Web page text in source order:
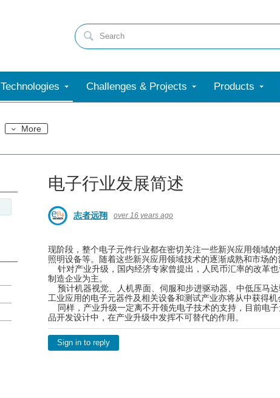
Technologies Challenges & Projects Products
More
电子行业发展简述
志者远翔 over 16 years ago
现阶段，整个电子元件行业都在密切关注一些新兴应用领域
照明设备等。随着这些新兴应用领域技术的逐渐成熟和市场
针对产业升级，国内经济专家曾提出，人民币汇率的改革
制造企业为主。
预计机器视觉、人机界面、伺服和步进驱动器、中低压马
工业应用的电子元器件及相关设备和测试产业亦将从中获得机
同样，产业升级一定离不开领先电子技术的支持，目前电
品开发设计中，在产业升级中发挥不可替代的作用。
Sign in to reply